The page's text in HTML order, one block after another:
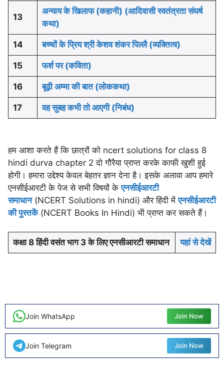
13
अन्याय के खिलाफ (कहानी) (आदिवासी स्वतंत्रता संघर्ष
कथा)
14 बच्चों के प्रिय श्री केशव शंकर पिल्लै (व्यक्तित्व)
15 फर्श पर (कविता)
16 बूढ़ी अम्मा की बात (लोककथा)
17 वह सुबह कभी तो आएगी (निबंध)
हम आशा करते हैं कि छात्रों को ncert solutions for class 8
hindi durva chapter 2 दो गौरैया प्राप्त करके काफी खुशी हुई
होगी। हमारा उद्देश्य केवल बेहतर ज्ञान देना है। इसके अलावा आप हमारे
एनसीईआरटी के पेज से सभी विषयों केएनसीईआरटी
समाधान (NCERT Solutions in hindi) और हिंदी मेंएनसीईआरटी
की पुस्तकें(NCERT Books In Hindi) भी प्राप्त कर सकते हैं।
कक्षा 8 हिंदी वसंत भाग 3 के लिए एनसीआरटी समाधान यहां से देखें
Join WhatsApp Join Now
Join Telegram Join Now